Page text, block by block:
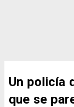
Un policía
que se